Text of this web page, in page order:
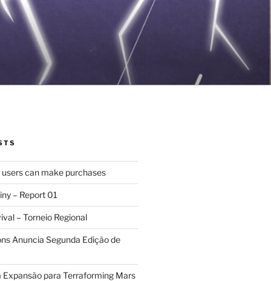
can make purchases
– Report 01
– Torneio Regional
Anuncia Segunda Edição de
Expansão para Terraforming Mars